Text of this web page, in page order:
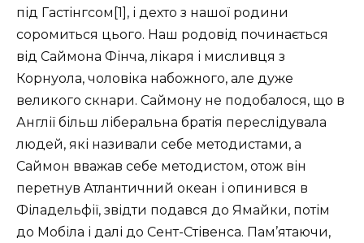
під Гастінгсом[1], і дехто з нашої родини
соромиться цього. Наш родовід починається
від Саймона Фінча, лікаря і мисливця з
Корнуола, чоловіка набожного, але дуже
великого скнари. Саймону не подобалося, що в
Англії більш ліберальна братія переслідувала
людей, які називали себе методистами, а
Саймон вважав себе методистом, отож він
перетнув Атлантичний океан і опинився в
Філадельфії, звідти подався до Ямайки, потім
до Мобіла і далі до Сент-Стівенса. Пам’ятаючи,